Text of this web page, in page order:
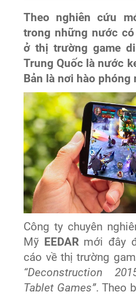
Theo nghiên cứu
trong những nước
ở thị trường game
Trung Quốc là nước
Bản là nơi hào phóng
Công ty chuyên
Mỹ EEDAR mới đây
cáo về thị trường
“Deconstruction
Tablet Games”. Theo